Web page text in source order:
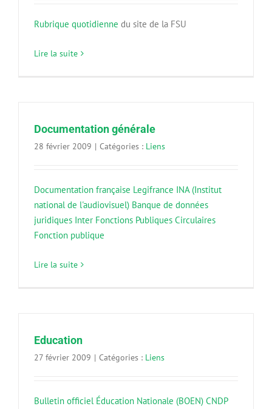
Rubrique quotidienne du site de la FSU
Lire la suite
Documentation générale
28 février 2009 | Catégories : Liens
Documentation française Legifrance INA (Institut
national de l'audiovisuel) Banque de données
juridiques Inter Fonctions Publiques Circulaires
Fonction publique
Lire la suite
Education
27 février 2009 | Catégories : Liens
Bulletin officiel Éducation Nationale (BOEN) CNDP